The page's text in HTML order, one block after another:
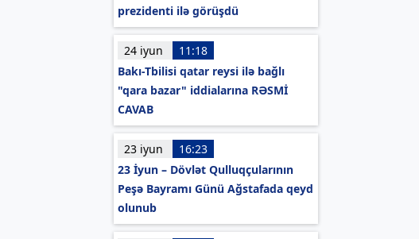
prezidenti ilə görüşdü
24 iyun
11:18
Bakı-Tbilisi qatar reysi ilə bağlı
"qara bazar" iddialarına RƏSMİ
CAVAB
23 iyun
16:23
23 İyun – Dövlət Qulluqçularının
Peşə Bayramı Günü Ağstafada qeyd
olunub